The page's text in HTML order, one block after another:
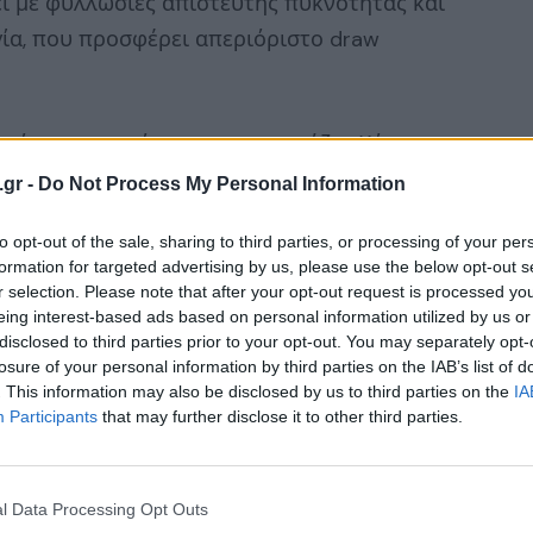
- Do Not Process My Personal Information
opt-out of the sale, sharing to third parties, or processing of your
for targeted advertising by us, please use the below opt-out
selection. Please note that after your opt-out request is processed
interest-based ads based on personal information utilized by us
to third parties prior to your opt-out. You may separately
of your personal information by third parties on the IAB’s list of
This information may also be disclosed by us to third parties on the
Participants that may further disclose it to other third parties.
Data Processing Opt Outs
που προσφέρει απεριόριστο draw
του κόσμου εντυπωσιάζει. Κόσμος
και οι αντιδράσεις NPCs είναι
το πρώτο μιας νέας τριλογίας.
πρώτου Witcherκαι οmultiplayer
.